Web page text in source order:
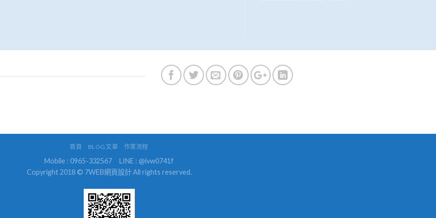
首頁 BLOG文章 作業流程
Mobile : 0965-332567 LINE : @ivw0741f
Copyright 2018 © 7WEB網頁設計 All rights reserved.